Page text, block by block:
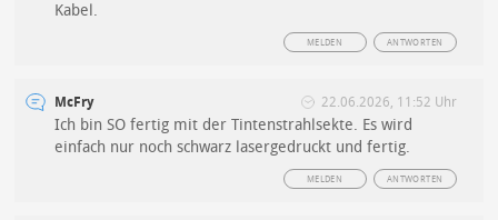
Kabel.
ANTWORTEN
MELDEN
McFry 22.06.2026, 11:52 Uhr
Ich bin SO fertig mit der Tintenstrahlsekte. Es wird
einfach nur noch schwarz lasergedruckt und fertig.
ANTWORTEN
MELDEN